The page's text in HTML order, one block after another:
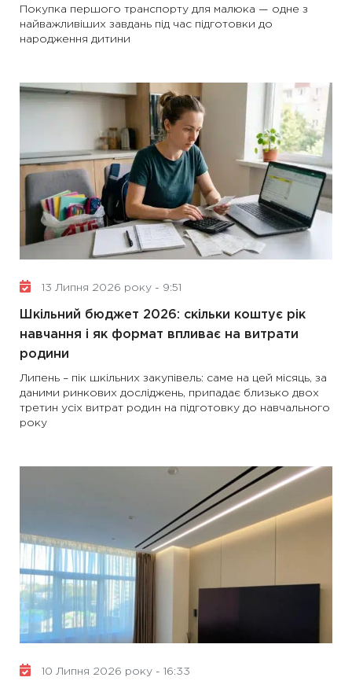
Покупка першого транспорту для малюка — одне з
найважливіших завдань під час підготовки до
народження дитини
13 Липня 2026 року - 9:51
Шкільний бюджет 2026: скільки коштує рік
навчання і як формат впливає на витрати
родини
Липень – пік шкільних закупівель: саме на цей місяць, за
даними ринкових досліджень, припадає близько двох
третин усіх витрат родин на підготовку до навчального
року
10 Липня 2026 року - 16:33